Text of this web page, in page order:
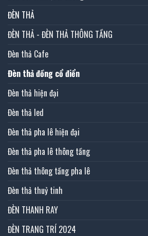
ĐÈN THẢ
ĐÈN THẢ - ĐÈN THẢ THÔNG TẦNG
Đèn thả Cafe
Đèn thả đồng cổ điển
Đèn thả hiện đại
Đèn thả led
Đèn thả pha lê hiện đại
Đèn thả pha lê thông tầng
Đèn thả thông tầng pha lê
Đèn thả thuỷ tinh
ĐÈN THANH RAY
ĐÈN TRANG TRÍ 2024